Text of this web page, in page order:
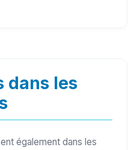
dans les
également dans les